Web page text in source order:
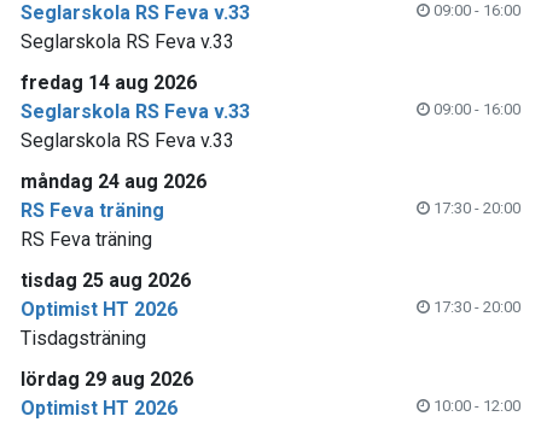
Seglarskola RS Feva v.33
09:00 - 16:00
Seglarskola RS Feva v.33
fredag 14 aug 2026
Seglarskola RS Feva v.33
09:00 - 16:00
Seglarskola RS Feva v.33
måndag 24 aug 2026
RS Feva träning
17:30 - 20:00
RS Feva träning
tisdag 25 aug 2026
Optimist HT 2026
17:30 - 20:00
Tisdagsträning
lördag 29 aug 2026
Optimist HT 2026
10:00 - 12:00